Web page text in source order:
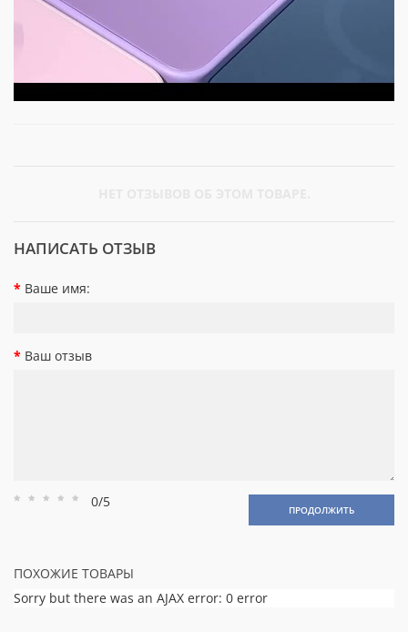
НАПИСАТЬ ОТЗЫВ
Ваше имя:
Ваш отзыв
Рейтинг
Рейтинг
Рейтинг
Рейтинг
Рейтинг
0/5 ПРОДОЛЖИТЬ
ПОХОЖИЕ ТОВАРЫ
Sorry but there was an AJAX error: 0 error